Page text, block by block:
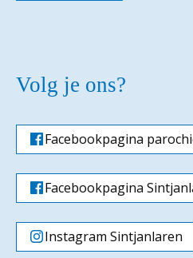
Volg je ons?
Facebookpagina
Facebookpagina
Instagram Sintjanlaren